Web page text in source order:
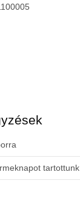
tartottunk